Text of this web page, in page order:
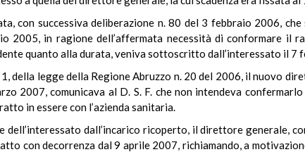
con successiva deliberazione n. 80 del 3 febbraio 2006,
2005, in ragione dell’affermata necessità di conformare il
quanto alla durata, veniva sottoscritto dall’interessato il 7
1, della legge della Regione Abruzzo n. 20 del 2006, il nuovo
2007, comunicava al D. S. F. che non intendeva
in essere con l’azienda sanitaria.
dell’interessato dall’incarico ricoperto, il direttore generale,
con decorrenza dal 9 aprile 2007, richiamando, a